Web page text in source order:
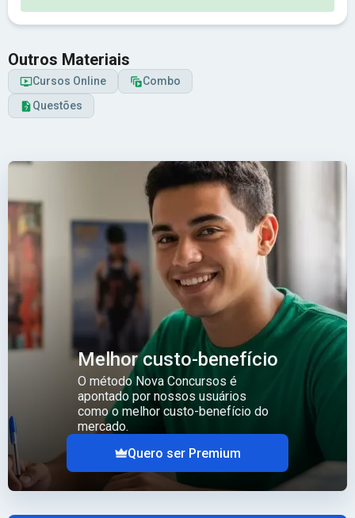
Outros Materiais
Cursos Online
Combo
Questões
Melhor custo-benefício
O método Nova Concursos é
apontado por nossos usuários
como o melhor custo-benefício do
mercado.
Quero ser Premium